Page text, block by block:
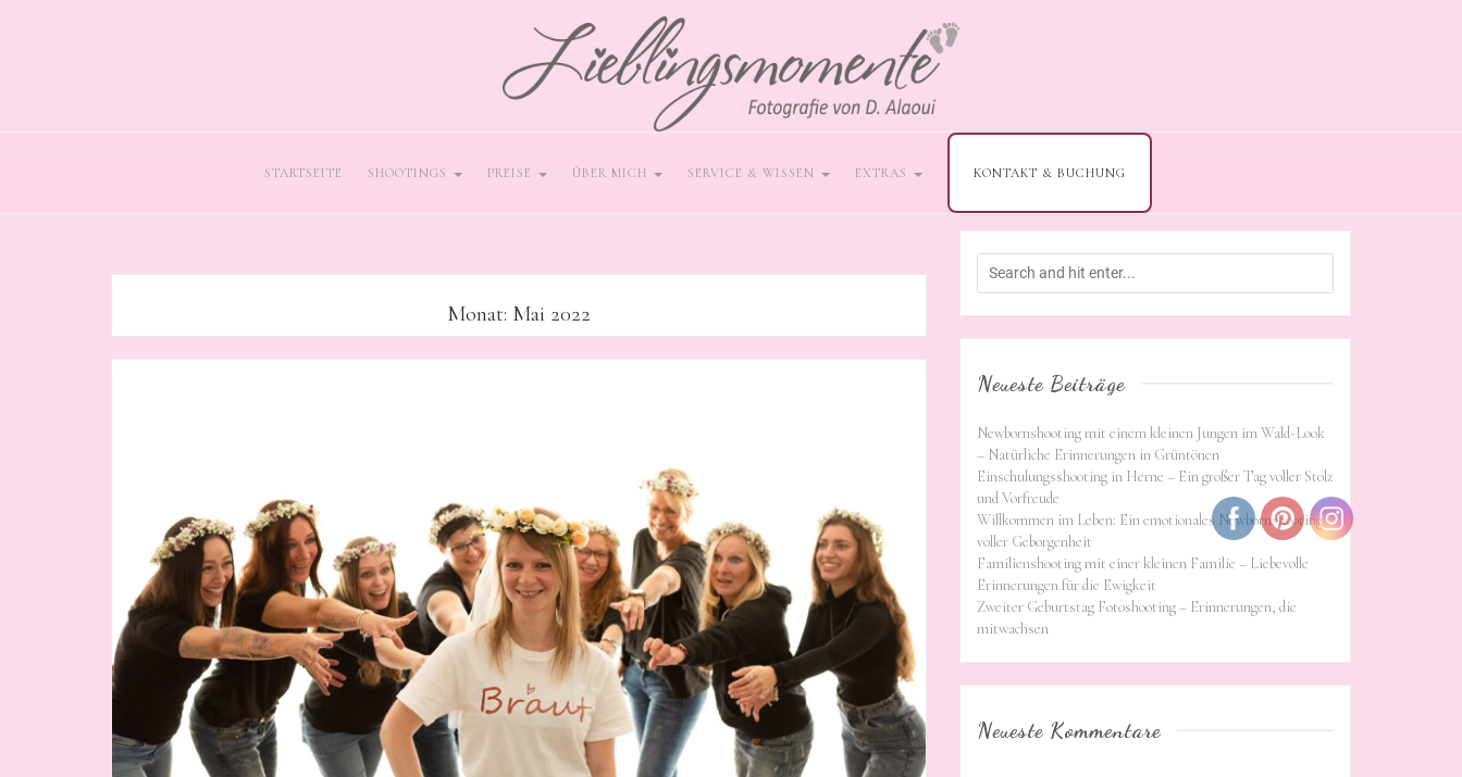
STARTSEITE SHOOTINGS PREISE ÜBER MICH SERVICE & WISSEN EXTRAS KONTAKT & BUCHUNG
Monat: Mai 2022
Neueste Beiträge
Newbornshooting mit einem kleinen Jungen im Wald-Look
– Natürliche Erinnerungen in Grüntönen
Einschulungsshooting in Herne – Ein großer Tag voller Stolz
und Vorfreude
Willkommen im Leben: Ein emotionales Newbornshooting
voller Geborgenheit
Familienshooting mit einer kleinen Familie – Liebevolle
Erinnerungen für die Ewigkeit
Zweiter Geburtstag Fotoshooting – Erinnerungen, die
mitwachsen
Neueste Kommentare